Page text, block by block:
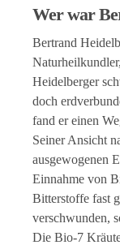
Wer war
Bertrand
Heidelberger
doch
fand er einen
Seiner Ansicht
ausgewogenen
Einnahme von
Bitterstoffe fast
verschwunden,
Die Bio-7